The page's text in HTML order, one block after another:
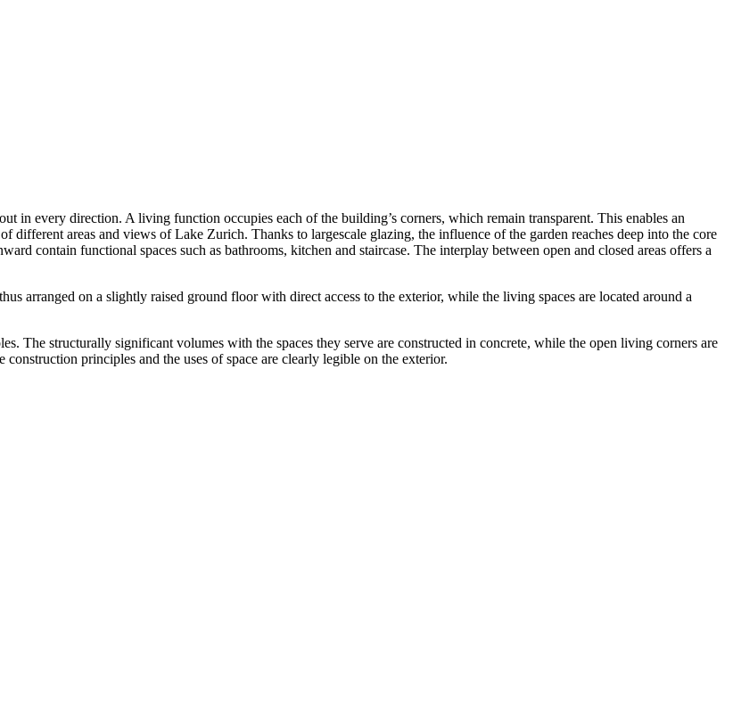
in every direction. A living function occupies each of the building’s corners, which remain transparent. This enables an
different areas and views of Lake Zurich. Thanks to largescale glazing, the influence of the garden reaches deep into the core
contain functional spaces such as bathrooms, kitchen and staircase. The interplay between open and closed areas offers a
arranged on a slightly raised ground floor with direct access to the exterior, while the living spaces are located around a
The structurally significant volumes with the spaces they serve are constructed in concrete, while the open living corners are
principles and the uses of space are clearly legible on the exterior.